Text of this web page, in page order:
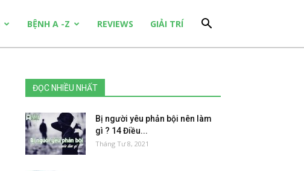
BỆNH A -Z REVIEWS GIẢI TRÍ
ĐỌC NHIỀU NHẤT
Bị người yêu phản bội nên làm
gì ? 14 Điều...
Tháng Tư 8, 2021